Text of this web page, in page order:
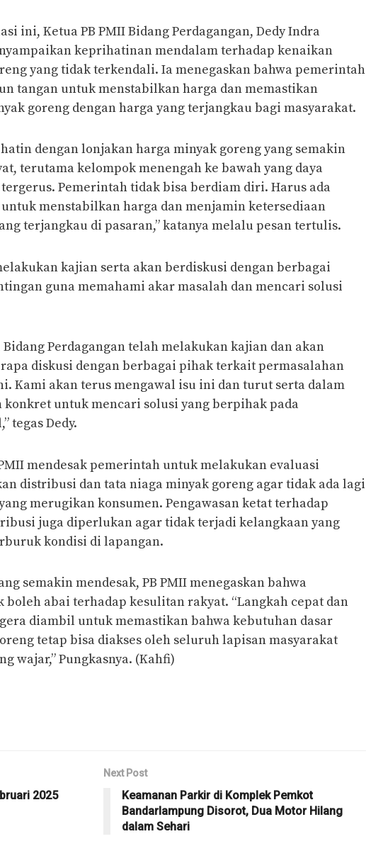
ini, Ketua PB PMII Bidang Perdagangan, Dedy Indra
keprihatinan mendalam terhadap kenaikan
yang tidak terkendali. Ia menegaskan bahwa pemerintah
tangan untuk menstabilkan harga dan memastikan
goreng dengan harga yang terjangkau bagi masyarakat.
dengan lonjakan harga minyak goreng yang semakin
terutama kelompok menengah ke bawah yang daya
Pemerintah tidak bisa berdiam diri. Harus ada
menstabilkan harga dan menjamin ketersediaan
terjangkau di pasaran,” katanya melalu pesan tertulis.
kajian serta akan berdiskusi dengan berbagai
guna memahami akar masalah dan mencari solusi
Bidang Perdagangan telah melakukan kajian dan akan
diskusi dengan berbagai pihak terkait permasalahan
Kami akan terus mengawal isu ini dan turut serta dalam
untuk mencari solusi yang berpihak pada
tegas Dedy.
mendesak pemerintah untuk melakukan evaluasi
distribusi dan tata niaga minyak goreng agar tidak ada lagi
merugikan konsumen. Pengawasan ketat terhadap
juga diperlukan agar tidak terjadi kelangkaan yang
kondisi di lapangan.
semakin mendesak, PB PMII menegaskan bahwa
abai terhadap kesulitan rakyat. “Langkah cepat dan
diambil untuk memastikan bahwa kebutuhan dasar
tetap bisa diakses oleh seluruh lapisan masyarakat
wajar,” Pungkasnya. (Kahfi)
2025
Next Post
Keamanan Parkir di Komplek Pemkot
Bandarlampung Disorot, Dua Motor Hilang
dalam Sehari